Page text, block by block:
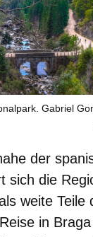
Gabriel
der
sich die
weite Teile
in Braga